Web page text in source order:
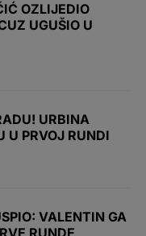
OZLIJEDIO
UGUŠIO U
URBINA
U PRVOJ RUNDI
VALENTIN GA
RUNDE